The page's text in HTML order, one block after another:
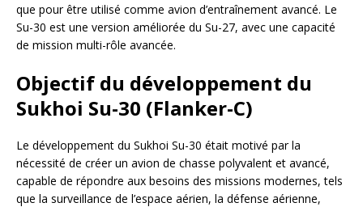
que pour être utilisé comme avion d’entraînement avancé. Le
Su-30 est une version améliorée du Su-27, avec une capacité
de mission multi-rôle avancée.
Objectif du développement du
Sukhoi Su-30 (Flanker-C)
Le développement du Sukhoi Su-30 était motivé par la
nécessité de créer un avion de chasse polyvalent et avancé,
capable de répondre aux besoins des missions modernes, tels
que la surveillance de l’espace aérien, la défense aérienne,